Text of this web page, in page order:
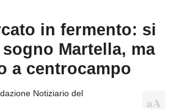
in fermento: si
Martella, ma
a centrocampo
Notiziario del